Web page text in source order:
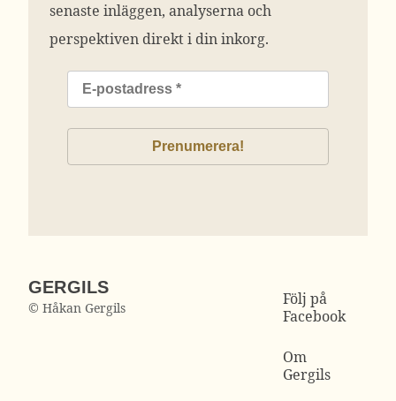
senaste inläggen, analyserna och
perspektiven direkt i din inkorg.
GERGILS
© Håkan Gergils
Följ på
Facebook
Om
Gergils